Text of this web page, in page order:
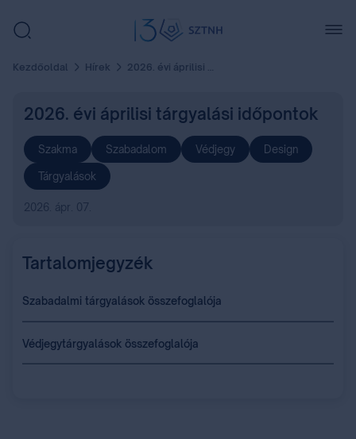
Kezdőoldal Hírek 2026. évi áprilisi tárgyalási időpontok
2026. évi áprilisi tárgyalási időpontok
Szakma Szabadalom Védjegy Design
Tárgyalások
2026. ápr. 07.
Tartalomjegyzék
Szabadalmi tárgyalások összefoglalója
Védjegytárgyalások összefoglalója